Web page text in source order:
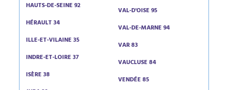
HAUTS-DE-SEINE 92
HÉRAULT 34
ILLE-ET-VILAINE 35
INDRE-ET-LOIRE 37
ISÈRE 38
VAL-D'OISE 95
VAL-DE-MARNE 94
VAR 83
VAUCLUSE 84
VENDÉE 85